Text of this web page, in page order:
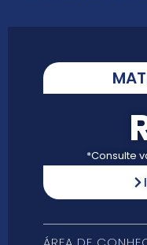
*Consulte